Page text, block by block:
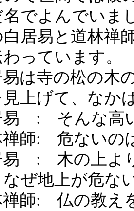
名でよんでいま
白居易と道林禅
っています。
易は寺の松の木
見上げて、なか
易 : そんな高
禅師: 危ないの
易 : 木の上よ
ぜ地上が危な
禅師: 仏の教え